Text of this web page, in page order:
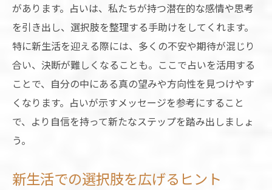
があります。占いは、私たちが持つ潜在的な感情や思考
を引き出し、選択肢を整理する手助けをしてくれます。
特に新生活を迎える際には、多くの不安や期待が混じり
合い、決断が難しくなることも。ここで占いを活用する
ことで、自分の中にある真の望みや方向性を見つけやす
くなります。占いが示すメッセージを参考にすること
で、より自信を持って新たなステップを踏み出しましょ
う。
新生活での選択肢を広げるヒント